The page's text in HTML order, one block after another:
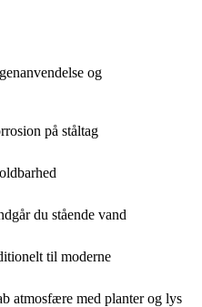
og
på ståltag
du stående vand
til moderne
atmosfære med planter og lys